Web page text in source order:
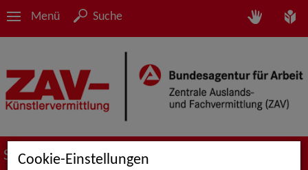
Menü Suche
Suche nach Künstler*innen
Cookie-Einstellungen